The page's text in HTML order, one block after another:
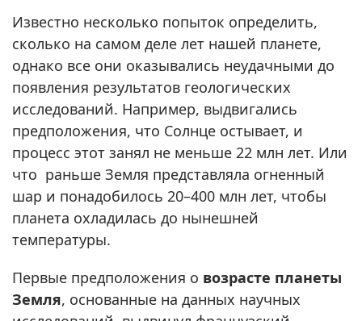
Известно несколько попыток определить,
сколько на самом деле лет нашей планете,
однако все они оказывались неудачными до
появления результатов геологических
исследований. Например, выдвигались
предположения, что Солнце остывает, и
процесс этот занял не меньше 22 млн лет. Или
что раньше Земля представляла огненный
шар и понадобилось 20–400 млн лет, чтобы
планета охладилась до нынешней
температуры.
Первые предположения о возрасте планеты
Земля, основанные на данных научных